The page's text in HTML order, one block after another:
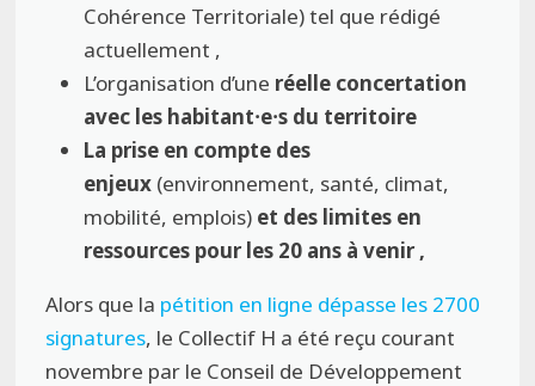
Cohérence Territoriale) tel que rédigé
actuellement ,
L’organisation d’une réelle concertation
avec les habitant⸱e⸱s du territoire
La prise en compte des
enjeux (environnement, santé, climat,
mobilité, emplois) et des limites en
ressources pour les 20 ans à venir ,
Alors que la pétition en ligne dépasse les 2700
signatures, le Collectif H a été reçu courant
novembre par le Conseil de Développement